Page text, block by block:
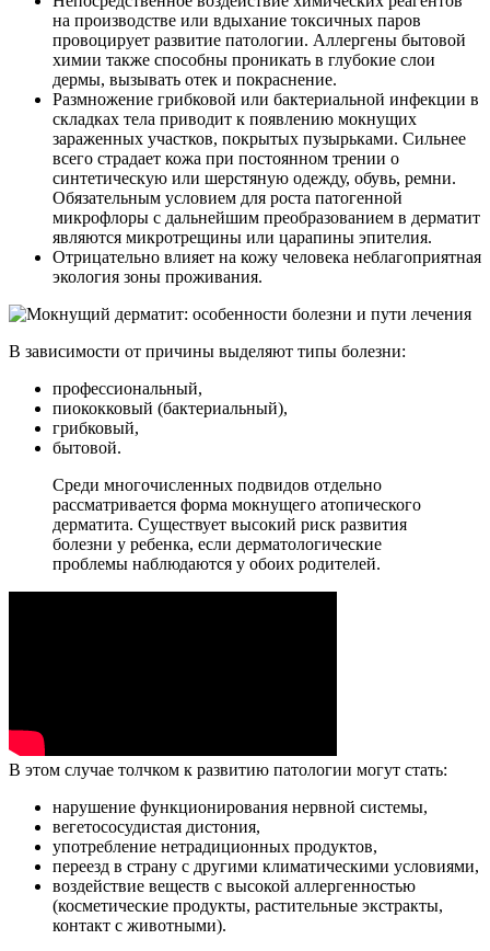
на производстве или вдыхание токсичных паров
провоцирует развитие патологии. Аллергены бытовой
химии также способны проникать в глубокие слои
дермы, вызывать отек и покраснение.
Размножение грибковой или бактериальной инфекции в
складках тела приводит к появлению мокнущих
зараженных участков, покрытых пузырьками. Сильнее
всего страдает кожа при постоянном трении о
синтетическую или шерстяную одежду, обувь, ремни.
Обязательным условием для роста патогенной
микрофлоры с дальнейшим преобразованием в дерматит
являются микротрещины или царапины эпителия.
Отрицательно влияет на кожу человека неблагоприятная
экология зоны проживания.
В зависимости от причины выделяют типы болезни:
профессиональный,
пиококковый (бактериальный),
грибковый,
бытовой.
Среди многочисленных подвидов отдельно
рассматривается форма мокнущего атопического
дерматита. Существует высокий риск развития
болезни у ребенка, если дерматологические
проблемы наблюдаются у обоих родителей.
В этом случае толчком к развитию патологии могут стать:
нарушение функционирования нервной системы,
вегетососудистая дистония,
употребление нетрадиционных продуктов,
переезд в страну с другими климатическими условиями,
воздействие веществ с высокой аллергенностью
(косметические продукты, растительные экстракты,
контакт с животными).